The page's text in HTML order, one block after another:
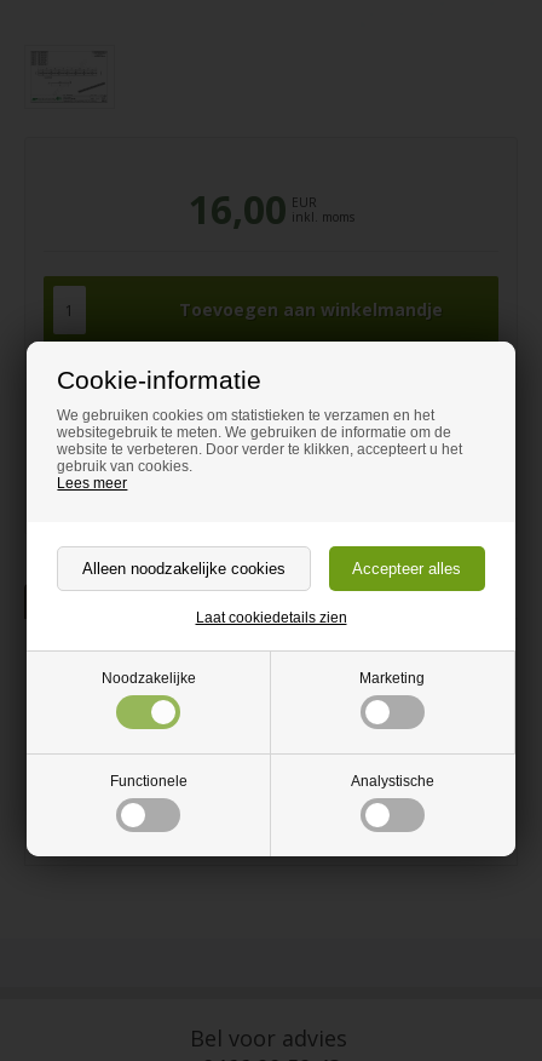
Cookie-informatie
We gebruiken cookies om statistieken te verzamen en het
websitegebruik te meten. We gebruiken de informatie om de
website te verbeteren. Door verder te klikken, accepteert u het
gebruik van cookies.
Lees meer
Noodzakelijke Marketing
Functionele Analystische
Laat cookiedetails zien
16,00 EUR
inkl. moms
Hulp nodig bij het bestellen?
Laat u adviseren en bel naar
0466 90 59 43
contact@dehoutexpert.be
Pianoscharnier Staal 695x32mm
Pianoscharnier voor hoekdeuren en deksels voor bijvoorbeeld
banken en kisten. Ondersteund beide zijden en heeft een hoge
buigingsgraad.
Meet 695 mm in de lengte
Meet 32 mm in de hoogte
Bel voor advies